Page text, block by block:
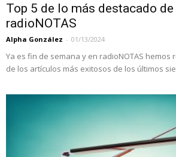
Top 5 de lo más destacado
radioNOTAS
Alpha González - 01/13/2024
Ya es fin de semana y en radioNOTAS hemos
de los artículos más exitosos de los últimos